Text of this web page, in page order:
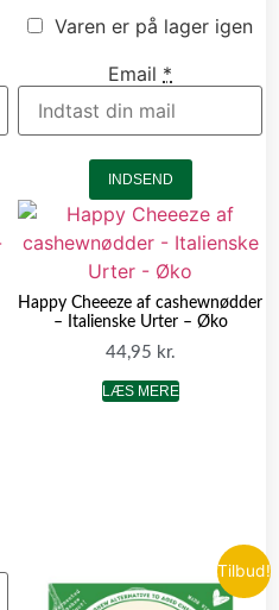
Varen er på lager igen
Email *
INDSEND
Happy Cheeeze af cashewnødder
– Italienske Urter – Øko
44,95 kr.
LÆS MERE
Tilbud!